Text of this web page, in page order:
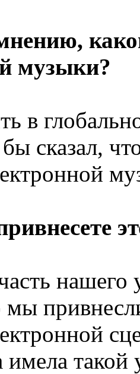
музыки?
в
сказал,
нашего
мы
такой